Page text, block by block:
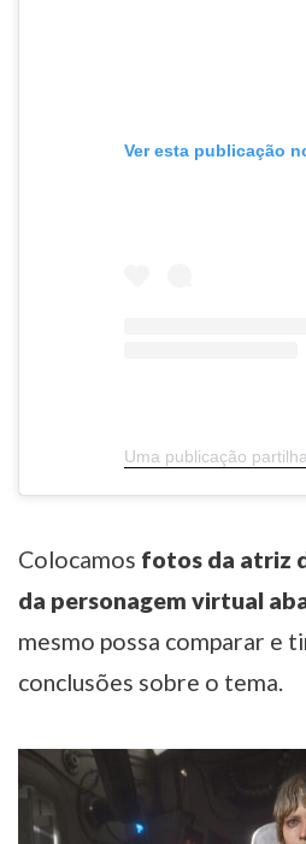
Ver esta publicação
Colocamos fotos da atriz
da personagem virtual
mesmo possa comparar e
conclusões sobre o tema.